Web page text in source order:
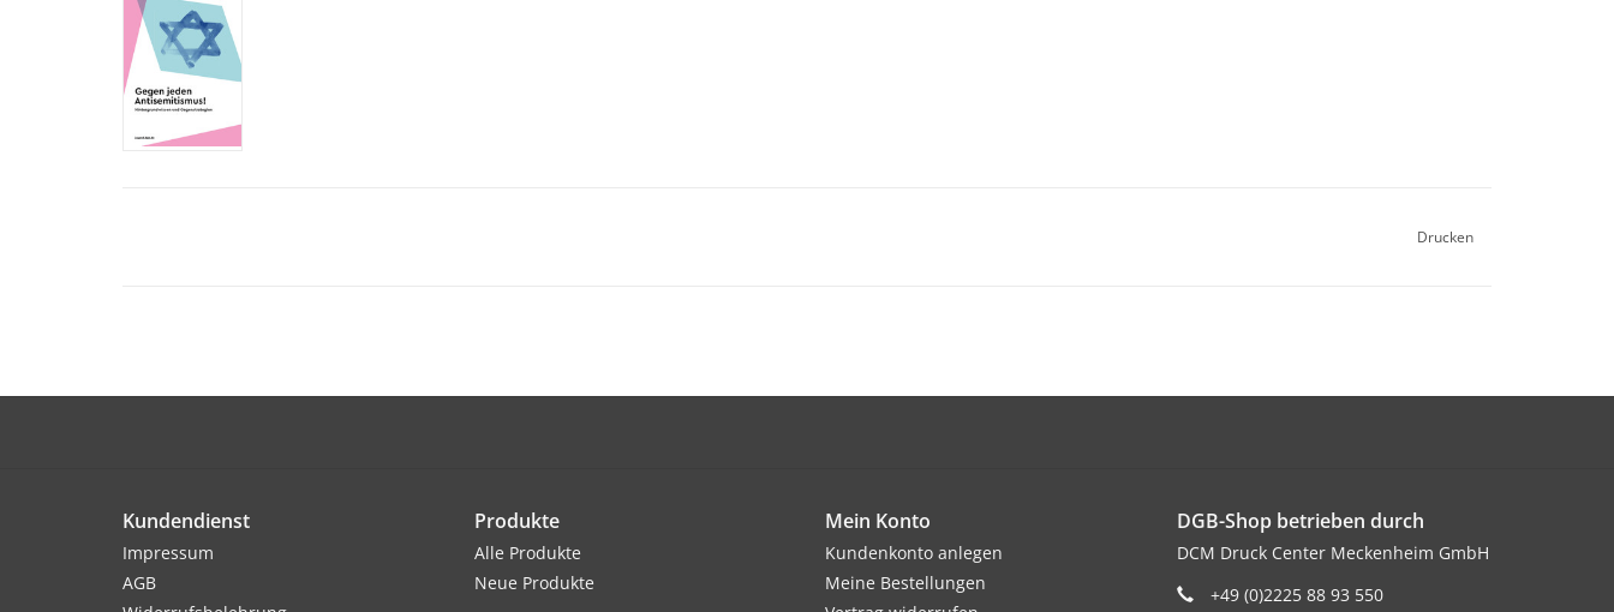
Drucken
Kundendienst
Impressum
AGB
Produkte
Alle Produkte
Neue Produkte
Mein Konto
Kundenkonto anlegen
Meine Bestellungen
DGB-Shop betrieben durch
DCM Druck Center Meckenheim GmbH
+49 (0)2225 88 93 550